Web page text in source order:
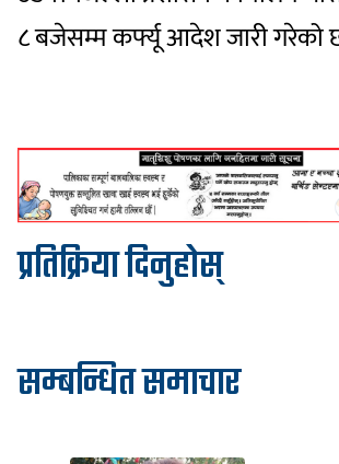
८ बजेसम्म कर्फ्यू आदेश जारी गरेको
प्रतिक्रिया दिनुहोस्
सम्बन्धित समाचार